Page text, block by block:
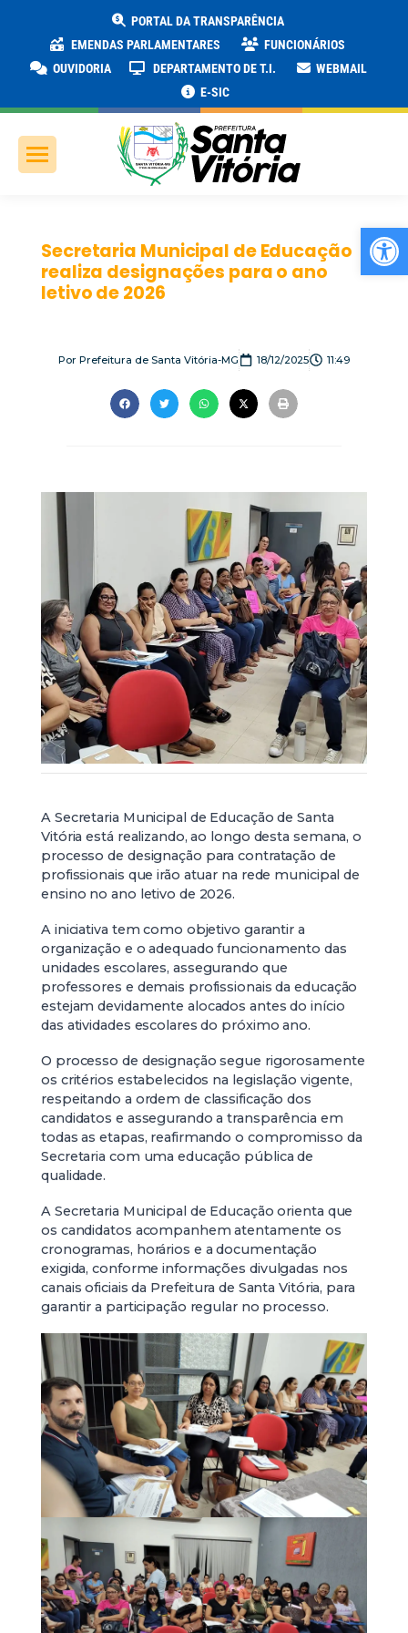
PORTAL DA TRANSPARÊNCIA
EMENDAS PARLAMENTARES
FUNCIONÁRIOS
OUVIDORIA
DEPARTAMENTO DE T.I.
WEBMAIL
E-SIC
Secretaria Municipal de Educação
realiza designações para o ano
letivo de 2026
Por Prefeitura de Santa Vitória-MG 18/12/2025 11:49
A Secretaria Municipal de Educação de Santa
Vitória está realizando, ao longo desta semana, o
processo de designação para contratação de
profissionais que irão atuar na rede municipal de
ensino no ano letivo de 2026.
A iniciativa tem como objetivo garantir a
organização e o adequado funcionamento das
unidades escolares, assegurando que
professores e demais profissionais da educação
estejam devidamente alocados antes do início
das atividades escolares do próximo ano.
O processo de designação segue rigorosamente
os critérios estabelecidos na legislação vigente,
respeitando a ordem de classificação dos
candidatos e assegurando a transparência em
todas as etapas, reafirmando o compromisso da
Secretaria com uma educação pública de
qualidade.
A Secretaria Municipal de Educação orienta que
os candidatos acompanhem atentamente os
cronogramas, horários e a documentação
exigida, conforme informações divulgadas nos
canais oficiais da Prefeitura de Santa Vitória, para
garantir a participação regular no processo.